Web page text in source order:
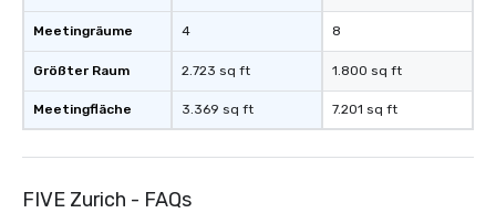
Meetingräume
Größter Raum
Meetingfläche
4
2.723 sq ft
3.369 sq ft
8
1.800 sq ft
7.201 sq ft
FIVE Zurich - FAQs